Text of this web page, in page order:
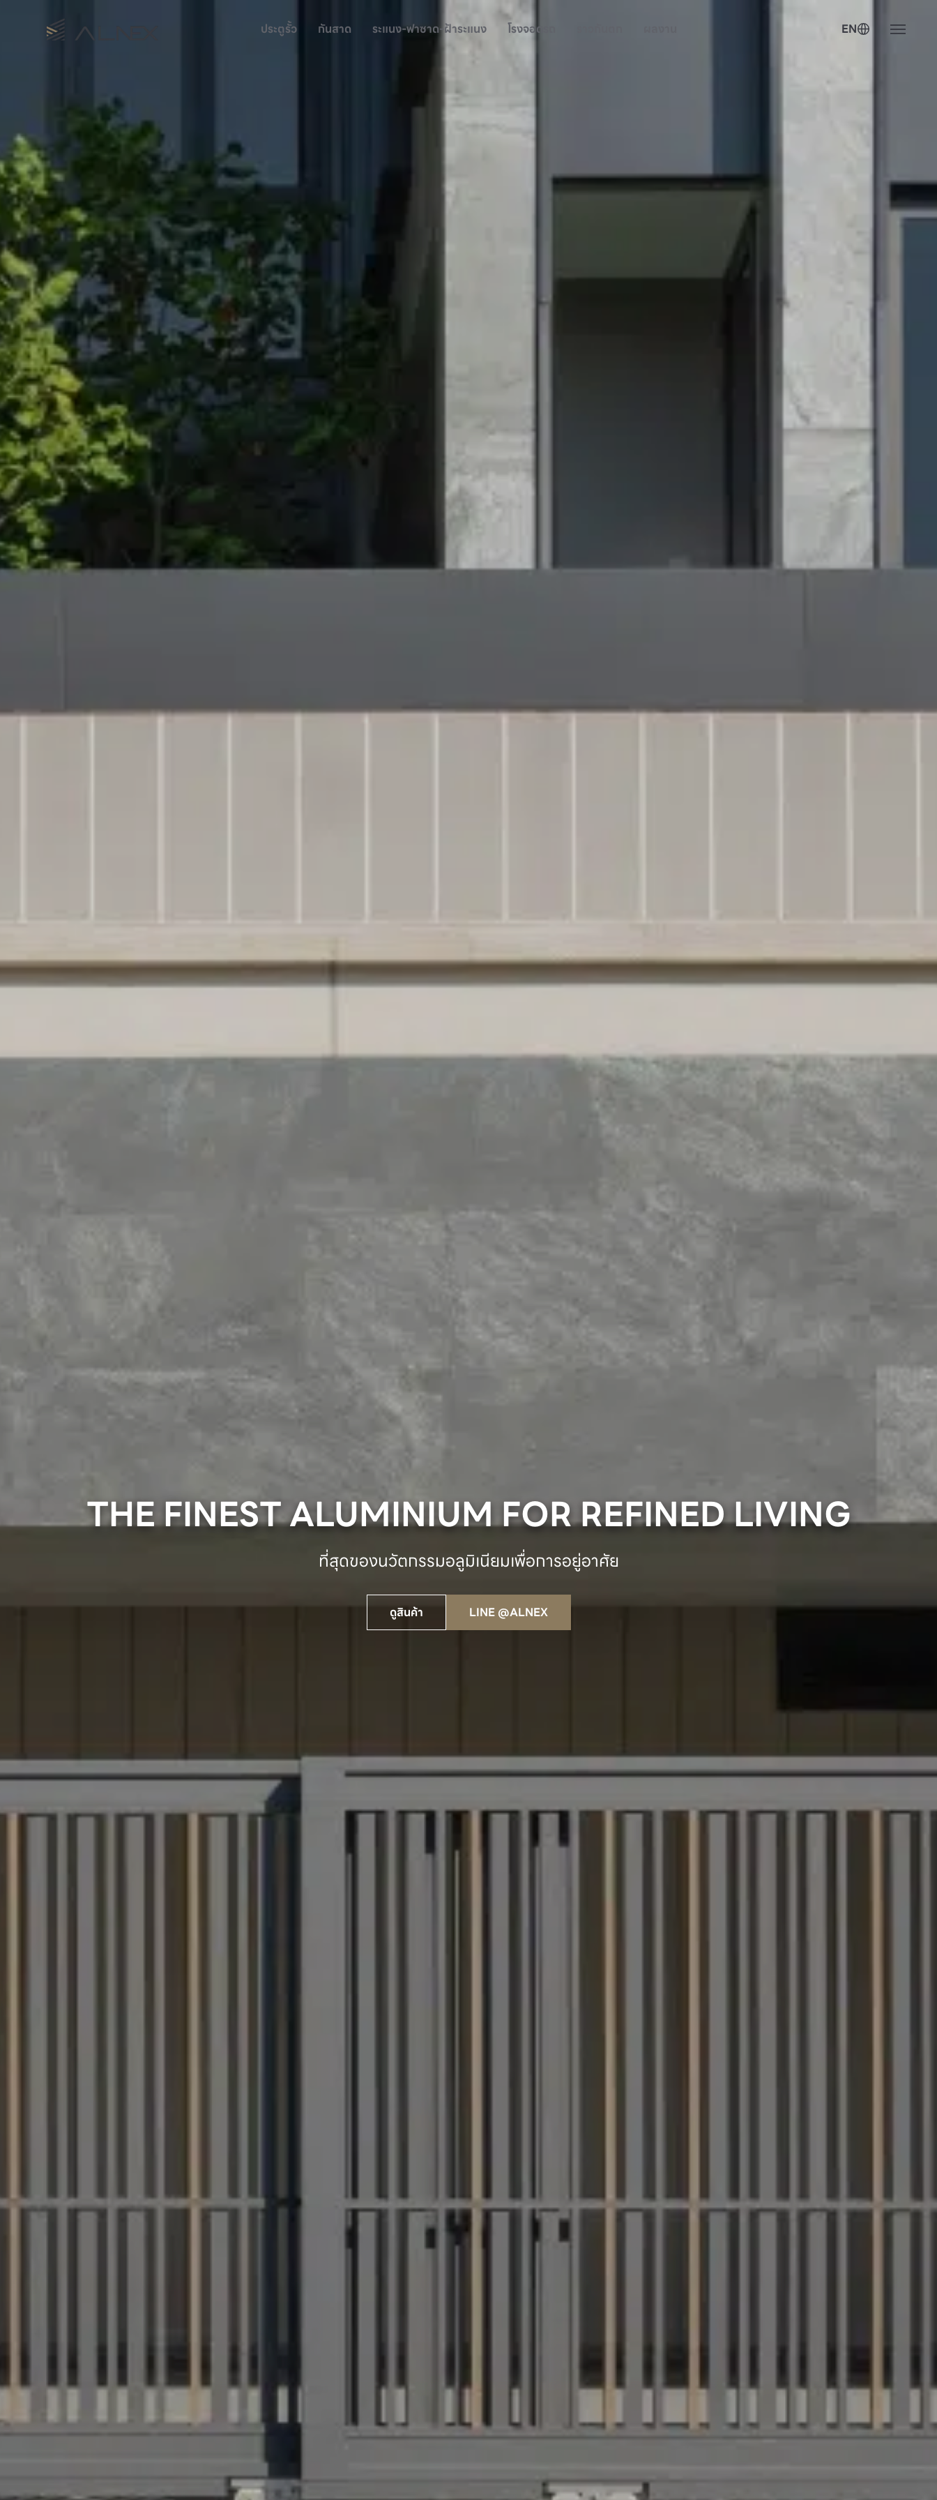
EN
ประตูรั้ว กันสาด ระแนง-ฟาซาด-ฝ้าระแนง โรงจอดรถ
THE FINEST ALUMINIUM FOR REFINED LIVING
ที่สุดของนวัตกรรมอลูมิเนียมเพื่อการอยู่อาศัย
ดูสินค้า LINE @ALNEX